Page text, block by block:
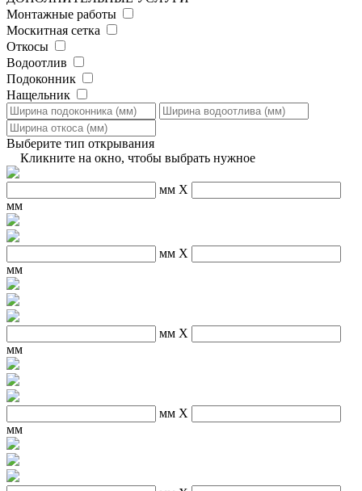
Монтажные работы
Москитная сетка
Откосы
Водоотлив
Подоконник
Нащельник
Выберите тип открывания
Кликните на окно, чтобы выбрать нужное
мм X
мм
мм X
мм
мм X
мм
мм X
мм